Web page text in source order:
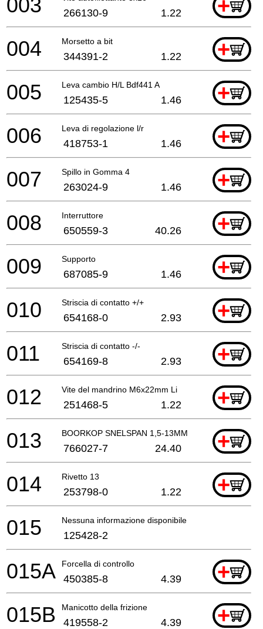
+
003 266130-9 1.22
Morsetto a bit +
004 344391-2 1.22
Leva cambio H/L Bdf441 A +
005 125435-5 1.46
Leva di regolazione l/r +
006 418753-1 1.46
Spillo in Gomma 4 +
007 263024-9 1.46
Interruttore +
008 650559-3 40.26
Supporto +
009 687085-9 1.46
Striscia di contatto +/+ +
010 654168-0 2.93
Striscia di contatto -/- +
011 654169-8 2.93
Vite del mandrino M6x22mm Li +
012 251468-5 1.22
BOORKOP SNELSPAN 1,5-13MM +
013 766027-7 24.40
Rivetto 13 +
014 253798-0 1.22
Nessuna informazione disponibile, non ordinabile
015 125428-2
Forcella di controllo +
015A 450385-8 4.39
Manicotto della frizione +
015B 419558-2 4.39